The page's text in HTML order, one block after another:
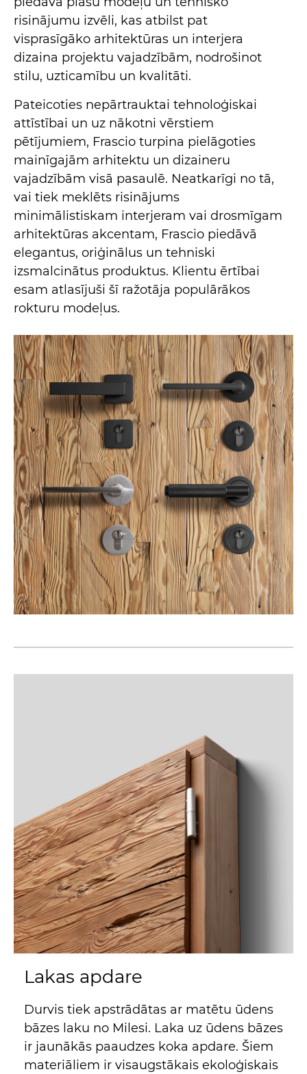
risinājumu izvēli, kas atbilst pat
visprasīgāko arhitektūras un interjera
dizaina projektu vajadzībām, nodrošinot
stilu, uzticamību un kvalitāti.
Pateicoties nepārtrauktai tehnoloģiskai
attīstībai un uz nākotni vērstiem
pētījumiem, Frascio turpina pielāgoties
mainīgajām arhitektu un dizaineru
vajadzībām visā pasaulē. Neatkarīgi no tā,
vai tiek meklēts risinājums
minimālistiskam interjeram vai drosmīgam
arhitektūras akcentam, Frascio piedāvā
elegantus, oriģinālus un tehniski
izsmalcinātus produktus. Klientu ērtībai
esam atlasījuši šī ražotāja populārākos
rokturu modeļus.
Lakas apdare
Durvis tiek apstrādātas ar matētu ūdens
bāzes laku no Milesi. Laka uz ūdens bāzes
ir jaunākās paaudzes koka apdare. Šiem
materiāliem ir visaugstākais ekoloģiskais